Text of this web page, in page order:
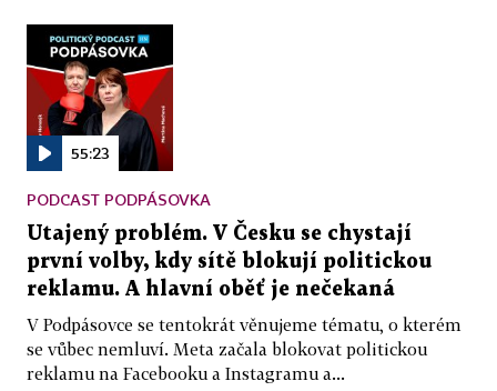
55:23
PODCAST PODPÁSOVKA
Utajený problém. V Česku se chystají
první volby, kdy sítě blokují politickou
reklamu. A hlavní oběť je nečekaná
V Podpásovce se tentokrát věnujeme tématu, o kterém
se vůbec nemluví. Meta začala blokovat politickou
reklamu na Facebooku a Instagramu a...